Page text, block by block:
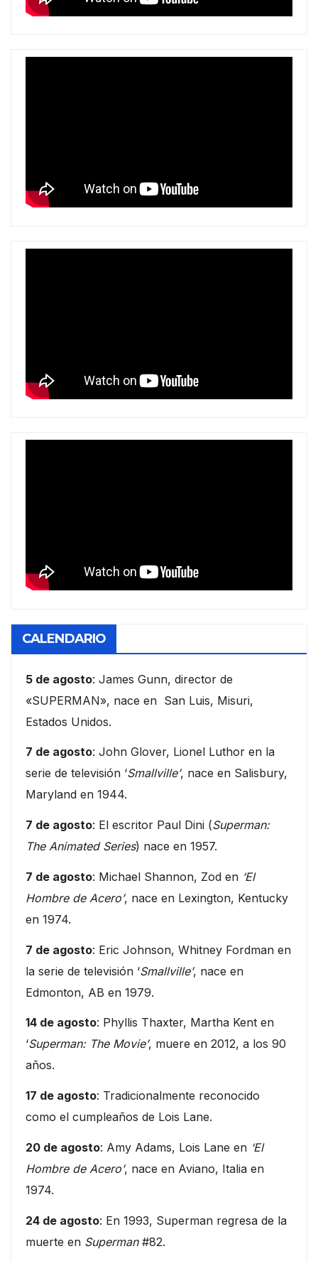
CALENDARIO
5 de agosto: James Gunn, director de
«SUPERMAN», nace en San Luis, Misuri,
Estados Unidos.
7 de agosto: John Glover, Lionel Luthor en la
serie de televisión ‘Smallville’, nace en Salisbury,
Maryland en 1944.
7 de agosto: El escritor Paul Dini (Superman:
The Animated Series) nace en 1957.
7 de agosto: Michael Shannon, Zod en ‘El
Hombre de Acero’, nace en Lexington, Kentucky
en 1974.
7 de agosto: Eric Johnson, Whitney Fordman en
la serie de televisión ‘Smallville’, nace en
Edmonton, AB en 1979.
14 de agosto: Phyllis Thaxter, Martha Kent en
‘Superman: The Movie’, muere en 2012, a los 90
años.
17 de agosto: Tradicionalmente reconocido
como el cumpleaños de Lois Lane.
20 de agosto: Amy Adams, Lois Lane en ‘El
Hombre de Acero’, nace en Aviano, Italia en
1974.
24 de agosto: En 1993, Superman regresa de la
muerte en Superman#82.